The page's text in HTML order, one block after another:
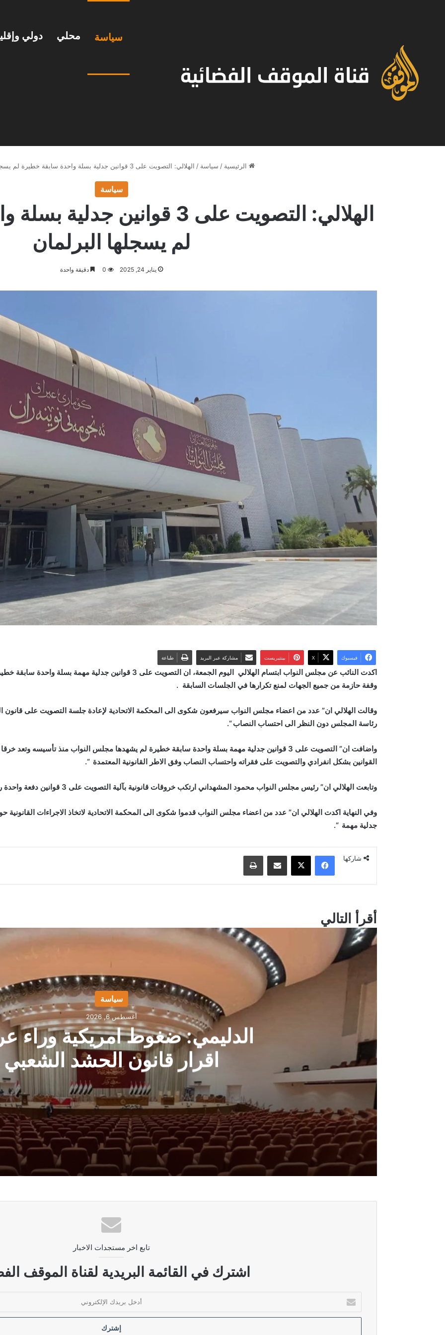
سياسة محلي دولي
الرئيسية / سياسة / الهلالي: التصويت على 3 قوانين جدلية بسلة واحدة سابقة خطيرة لم يسجلها البرلمان
سياسة
الهلالي: التصويت على 3 قوانين
لم يسجلها البرلمان
يناير 24, 2025 0 دقيقة واحدة
فيسبوك ‫X بينتيريست مشاركة عبر البريد طباعة
اكدت النائب عن مجلس النواب ابتسام الهلالي اليوم الجمعة، ان التصويت
وقفة حازمة من جميع الجهات لمنع تكرارها في الجلسات السابقة .
وقالت الهلالي ان” عدد من اعضاء مجلس النواب سيرفعون شكوى الى المحكمة الاتحادية لإعادة جلسة التصويت على قانون
رئاسة المجلس دون النظر الى احتساب النصاب“.
واضافت ان” التصويت على 3 قوانين جدلية مهمة بسلة واحدة سابقة خطيرة لم يشهدها مجلس النواب منذ تأسيسه
القوانين بشكل انفرادي والتصويت على فقراته واحتساب النصاب وفق الاطر القانونية المعتمدة “.
وتابعت الهلالي ان” رئيس مجلس النواب محمود المشهداني ارتكب خروقات قانونية بآلية التصويت على 3 قوانين دفعة واحدة رغم اعتراض عدد كبير من اعضاء المجلس
جدلية مهمة “.
شاركها فيسبوك ‫X مشاركة عبر البريد طباعة
أقرأ التالي
سياسة
أغسطس 6, 2026
الدليمي: ضغوط امريكية وراء
اقرار قانون الحشد الشعبي
أغسطس 6, 2026
الدليمي: ضغوط امريكية وراء عرقلة اقرار قانون الحشد الشعبي
الاسدي: حسم الكابينة الوزارية يلزم الحكومة بوضع سقوف زمنية لإنهاء الأزمات الخانقة
حقوق النيابية: زيارة الزيدي إلى السعودية مرفوضة
تابع اخر مستجدات الاخبار
اشترك في القائمة البريدية لقناة الموقف
بريدك
الإلكتروني